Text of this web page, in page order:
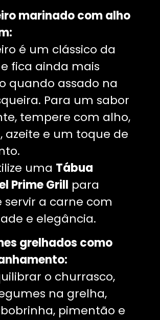
marinado com alho
é um clássico da
fica ainda mais
quando assado na
Para um sabor
tempere com alho,
azeite e um toque de
uma Tábua
Prime Grill para
servir a carne com
e elegância.
grelhados como
o churrasco,
na grelha,
pimentão e